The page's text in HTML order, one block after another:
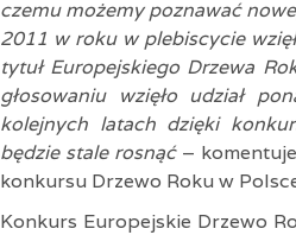
czemu możemy poznawać
2011 w roku w plebiscycie
tytuł Europejskiego Drzewa
głosowaniu wzięło udział
kolejnych latach dzięki
będzie stale rosnąć– komentuje
konkursu Drzewo Roku w
Konkurs Europejskie Drzewo